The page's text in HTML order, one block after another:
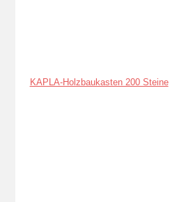
KAPLA-Holzbaukasten 200 Steine